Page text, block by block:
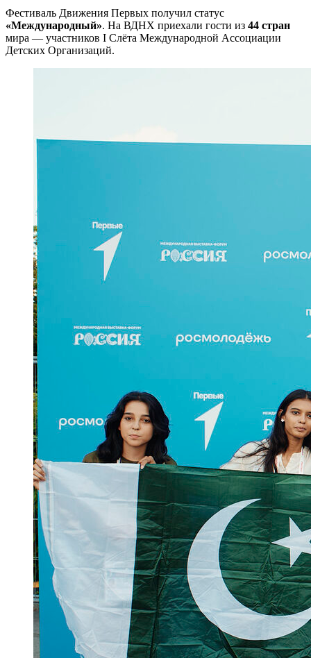
Фестиваль Движения Первых получил статус
«Международный». На ВДНХ приехали гости из 44 стран
мира — участников I Слёта Международной Ассоциации
Детских Организаций.